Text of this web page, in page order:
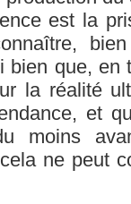
est la
bien que, en
la réalité
et
moins
ne peut